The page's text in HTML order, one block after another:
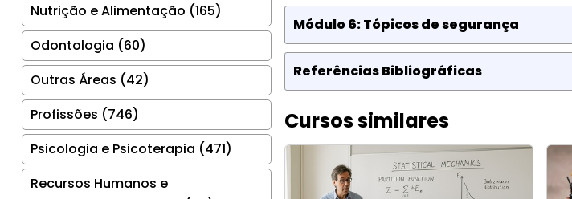
Nutrição e Alimentação (165)
Odontologia (60)
Outras Áreas (42)
Profissões (746)
Psicologia e Psicoterapia (471)
Recursos Humanos e
Módulo 6: Tópicos de segurança
Referências Bibliográficas
Cursos similares